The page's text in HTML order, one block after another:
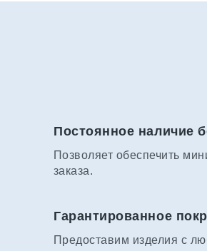
Постоянное наличие
Позволяет обеспечить
заказа.
Гарантированное
Предоставим изделия с